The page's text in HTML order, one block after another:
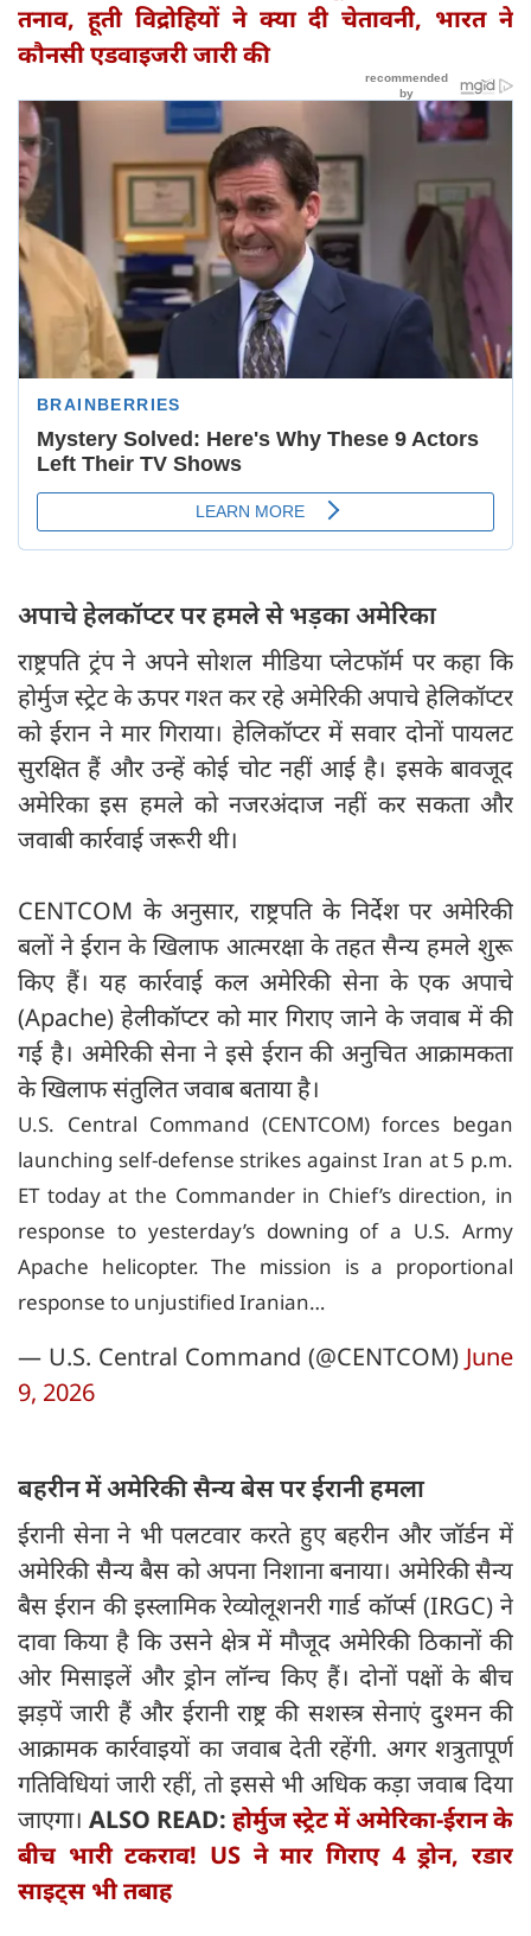
तनाव, हूती विद्रोहियों ने क्या दी चेतावनी, भारत ने
कौनसी एडवाइजरी जारी की
अपाचे हेलकॉप्टर पर हमले से भड़का अमेरिका
राष्ट्रपति ट्रंप ने अपने सोशल मीडिया प्लेटफॉर्म पर कहा कि
होर्मुज स्ट्रेट के ऊपर गश्त कर रहे अमेरिकी अपाचे हेलिकॉप्टर
को ईरान ने मार गिराया। हेलिकॉप्टर में सवार दोनों पायलट
सुरक्षित हैं और उन्हें कोई चोट नहीं आई है। इसके बावजूद
अमेरिका इस हमले को नजरअंदाज नहीं कर सकता और
जवाबी कार्रवाई जरूरी थी।
CENTCOM के अनुसार, राष्ट्रपति के निर्देश पर अमेरिकी
बलों ने ईरान के खिलाफ आत्मरक्षा के तहत सैन्य हमले शुरू
किए हैं। यह कार्रवाई कल अमेरिकी सेना के एक अपाचे
(Apache) हेलीकॉप्टर को मार गिराए जाने के जवाब में की
गई है। अमेरिकी सेना ने इसे ईरान की अनुचित आक्रामकता
के खिलाफ संतुलित जवाब बताया है।
U.S. Central Command (CENTCOM) forces began
launching self-defense strikes against Iran at 5 p.m.
ET today at the Commander in Chief’s direction, in
response to yesterday’s downing of a U.S. Army
Apache helicopter. The mission is a proportional
response to unjustified Iranian…
— U.S. Central Command (@CENTCOM) June
9, 2026
बहरीन में अमेरिकी सैन्य बेस पर ईरानी हमला
ईरानी सेना ने भी पलटवार करते हुए बहरीन और जॉर्डन में
अमेरिकी सैन्य बैस को अपना निशाना बनाया। अमेरिकी सैन्य
बैस ईरान की इस्लामिक रेव्योलूशनरी गार्ड कॉर्प्स (IRGC) ने
दावा किया है कि उसने क्षेत्र में मौजूद अमेरिकी ठिकानों की
ओर मिसाइलें और ड्रोन लॉन्च किए हैं। दोनों पक्षों के बीच
झड़पें जारी हैं और ईरानी राष्ट्र की सशस्त्र सेनाएं दुश्मन की
आक्रामक कार्रवाइयों का जवाब देती रहेंगी. अगर शत्रुतापूर्ण
गतिविधियां जारी रहीं, तो इससे भी अधिक कड़ा जवाब दिया
जाएगा। ALSO READ: होर्मुज स्ट्रेट में अमेरिका-ईरान के
बीच भारी टकराव! US ने मार गिराए 4 ड्रोन, रडार
साइट्स भी तबाह